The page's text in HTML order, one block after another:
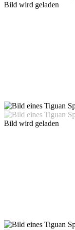
Bild wird geladen
Bild wird geladen